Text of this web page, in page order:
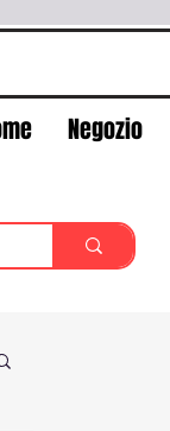
Negozio